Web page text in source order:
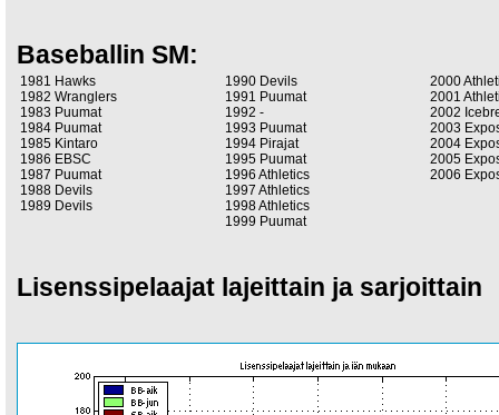
Baseballin SM:
1981 Hawks
1982 Wranglers
1983 Puumat
1984 Puumat
1985 Kintaro
1986 EBSC
1987 Puumat
1988 Devils
1989 Devils
1990 Devils
1991 Puumat
1992 -
1993 Puumat
1994 Pirajat
1995 Puumat
1996 Athletics
1997 Athletics
1998 Athletics
1999 Puumat
2000
2001
2002
2003
2004
2005
2006
Lisenssipelaajat lajeittain ja sarjoittain